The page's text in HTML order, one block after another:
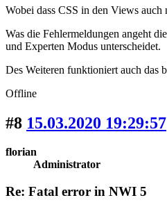
Wobei dass CSS in den Views
Was die Fehlermeldungen angeht
und Experten Modus unterscheidet.
Des Weiteren funktioniert auch das
Offline
#8 15.03.2020 19:29:57
florian
Administrator
Re: Fatal error in NWI 5